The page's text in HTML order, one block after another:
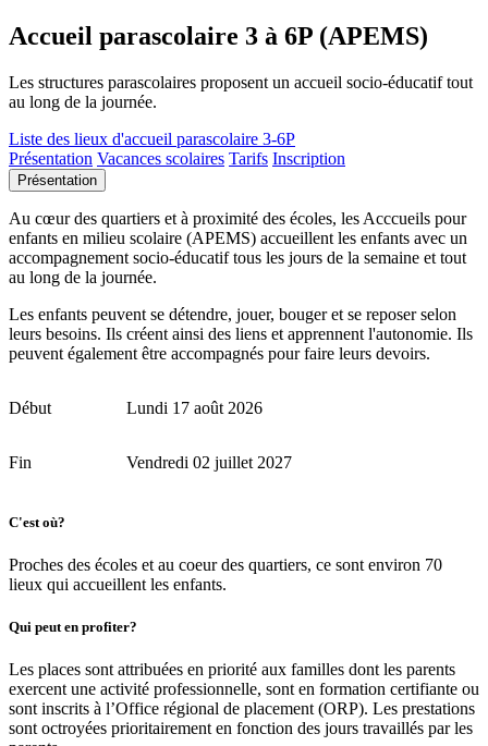
Accueil parascolaire 3 à 6P (APEMS)
Les structures parascolaires proposent un accueil socio-éducatif tout
au long de la journée.
Liste des lieux d'accueil parascolaire 3-6P
Présentation Vacances scolaires Tarifs Inscription
Présentation
Au cœur des quartiers et à proximité des écoles, les Acccueils pour
enfants en milieu scolaire (APEMS) accueillent les enfants avec un
accompagnement socio-éducatif tous les jours de la semaine et tout
au long de la journée.
Les enfants peuvent se détendre, jouer, bouger et se reposer selon
leurs besoins. Ils créent ainsi des liens et apprennent l'autonomie. Ils
peuvent également être accompagnés pour faire leurs devoirs.
Début Lundi 17 août 2026
Fin Vendredi 02 juillet 2027
C'est où?
Proches des écoles et au coeur des quartiers, ce sont environ 70
lieux qui accueillent les enfants.
Qui peut en profiter?
Les places sont attribuées en priorité aux familles dont les parents
exercent une activité professionnelle, sont en formation certifiante ou
sont inscrits à l’Office régional de placement (ORP). Les prestations
sont octroyées prioritairement en fonction des jours travaillés par les